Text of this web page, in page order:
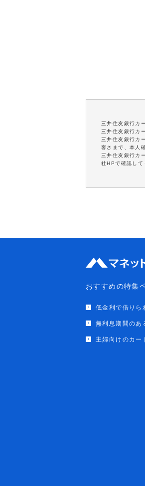
三井住友銀行カ
三井住友銀行カ
三井住友銀行カ
客さまで、本人
三井住友銀行カ
社HPで確認して
おすすめの特集
低金利で借りら
無利息期間のあ
主婦向けのカー